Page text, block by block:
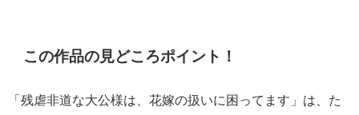
この作品の見どころポイント！
「残虐非道な大公様は、花嫁の扱いに困ってます」は、た